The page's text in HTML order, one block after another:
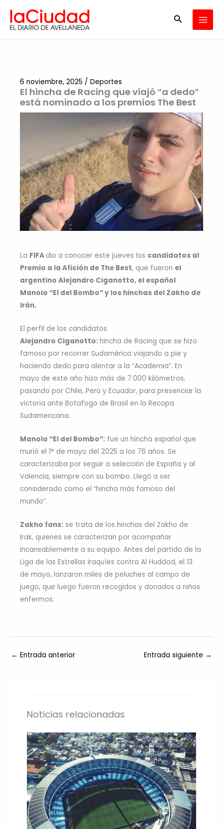
contenido
Buscar
El hincha de Racing que viajó “a dedo”
está nominado a los premios The Best
6 noviembre, 2025 / Deportes
La FIFA dio a conocer este jueves los candidatos al
Premio a la Afición de The Best, que fueron el
argentino Alejandro Ciganotto, el español
Manolo “El del Bombo” y los hinchas del Zakho de
Irán.
El perfil de los candidatos
Alejandro Ciganotto:hincha de Racing que se hizo
famoso por recorrer Sudamérica viajando a pie y
haciendo dedo para alentar a la “Academia”. En
mayo de este año hizo más de 7.000 kilómetros,
pasando por Chile, Perú y Ecuador, para presenciar la
victoria ante Botafogo de Brasil en la Recopa
Sudamericana.
Manolo “El del Bombo”: fue un hincha español que
murió el 1° de mayo del 2025 a los 76 años. Se
caracterizaba por seguir a selección de España y al
Valencia, siempre con su bombo. Llegó a ser
considerado como el “hincha más famoso del
mundo”.
Zakho fans: se trata de los hinchas del Zakho de
Irak, quienes se caracterizan por acompañar
incansablemente a su equipo. Antes del partido de la
Liga de las Estrellas Iraquíes contra Al Huddod, el 13
de mayo, lanzaron miles de peluches al campo de
juego, que luego fueron recogidos y donados a niños
enfermos.
← Entrada anterior Entrada siguiente →
Noticias relacionadas